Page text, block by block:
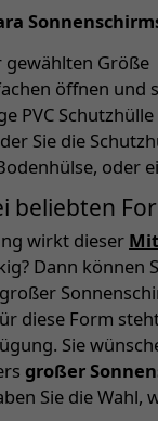
gewählten Größe
öffnen und
PVC Schutzhülle
Sie die
oder
beliebten
wirkt dieser
Dann können
diese Form
Sie
großer
Sie die